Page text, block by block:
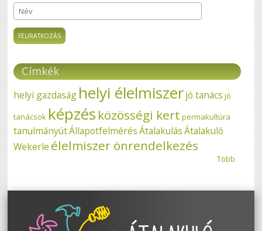
Név
Címkék
helyi gazdaság helyi élelmiszerjó tanács jó
tanácsok képzés közösségi kert permakultúra
tanulmányútÁllapotfelmérés Átalakulás Átalakuló
Wekerle élelmiszer önrendelkezés
Több